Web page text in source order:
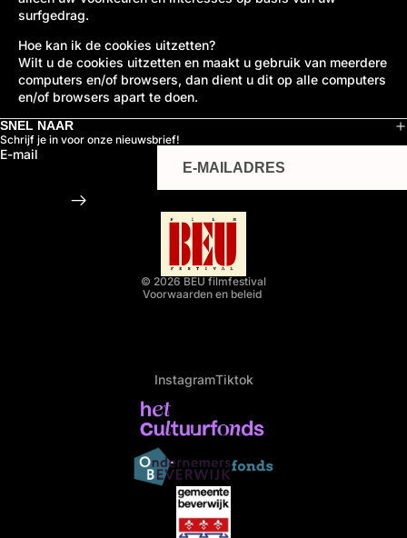
surfgedrag.
Hoe kan ik de cookies uitzetten?
Wilt u de cookies uitzetten en maakt u gebruik van meerdere
computers en/of browsers, dan dient u dit op alle computers
en/of browsers apart te doen.
SNEL NAAR
Schrijf je in voor onze nieuwsbrief!
E-mail
© 2026 BEU filmfestival
Voorwaarden en beleid
Contactgegevens
InstagramTiktok